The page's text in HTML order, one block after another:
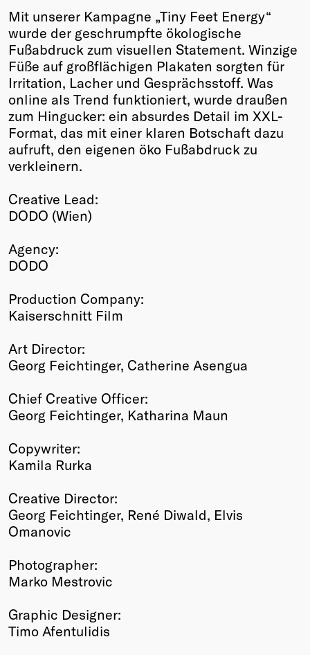
Mit unserer Kampagne „Tiny Feet Energy“
wurde der geschrumpfte ökologische
Fußabdruck zum visuellen Statement. Winzige
Füße auf großflächigen Plakaten sorgten für
Irritation, Lacher und Gesprächsstoff. Was
online als Trend funktioniert, wurde draußen
zum Hingucker: ein absurdes Detail im XXL-
Format, das mit einer klaren Botschaft dazu
aufruft, den eigenen öko Fußabdruck zu
verkleinern.
Creative Lead:
DODO (Wien)
Agency:
DODO
Production Company:
Kaiserschnitt Film
Art Director:
Georg Feichtinger, Catherine Asengua
Chief Creative Officer:
Georg Feichtinger, Katharina Maun
Copywriter:
Kamila Rurka
Creative Director:
Georg Feichtinger, René Diwald, Elvis
Omanovic
Photographer:
Marko Mestrovic
Graphic Designer:
Timo Afentulidis